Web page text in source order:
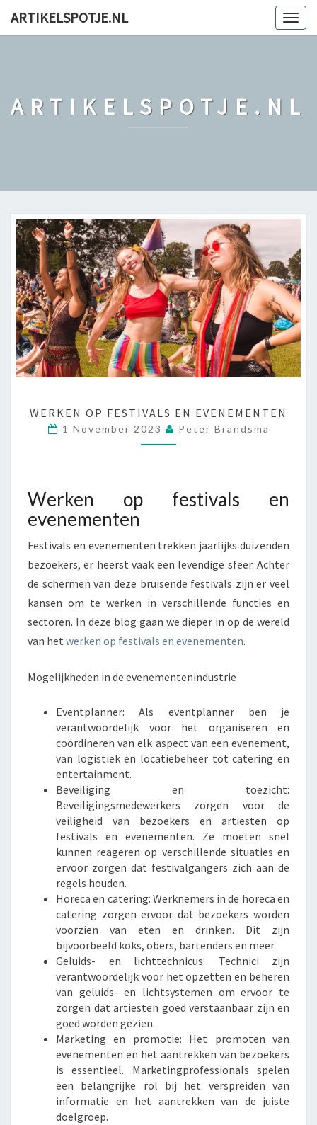
ARTIKELSPOTJE.NL
ARTIKELSPOTJE.NL
W
N
O
P
E
S
T
I
L
E
WERKEN OP FESTIVALS EN EVENEMENTEN
1 November 2023 Peter Brandsma
Werken op festivals en
evenementen
Festivals en evenementen trekken jaarlijks duizenden
bezoekers, er heerst vaak een levendige sfeer. Achter
de schermen van deze bruisende festivals zijn er veel
kansen om te werken in verschillende functies en
sectoren. In deze blog gaan we dieper in op de wereld
van het werken op festivals en evenementen.
Mogelijkheden in de evenementenindustrie
Eventplanner: Als eventplanner ben je
verantwoordelijk voor het organiseren en
coördineren van elk aspect van een evenement,
van logistiek en locatiebeheer tot catering en
entertainment.
Beveiliging en toezicht:
Beveiligingsmedewerkers zorgen voor de
veiligheid van bezoekers en artiesten op
festivals en evenementen. Ze moeten snel
kunnen reageren op verschillende situaties en
ervoor zorgen dat festivalgangers zich aan de
regels houden.
Horeca en catering: Werknemers in de horeca en
catering zorgen ervoor dat bezoekers worden
voorzien van eten en drinken. Dit zijn
bijvoorbeeld koks, obers, bartenders en meer.
Geluids- en lichttechnicus: Technici zijn
verantwoordelijk voor het opzetten en beheren
van geluids- en lichtsystemen om ervoor te
zorgen dat artiesten goed verstaanbaar zijn en
goed worden gezien.
Marketing en promotie: Het promoten van
evenementen en het aantrekken van bezoekers
is essentieel. Marketingprofessionals spelen
een belangrijke rol bij het verspreiden van
informatie en het aantrekken van de juiste
doelgroep.